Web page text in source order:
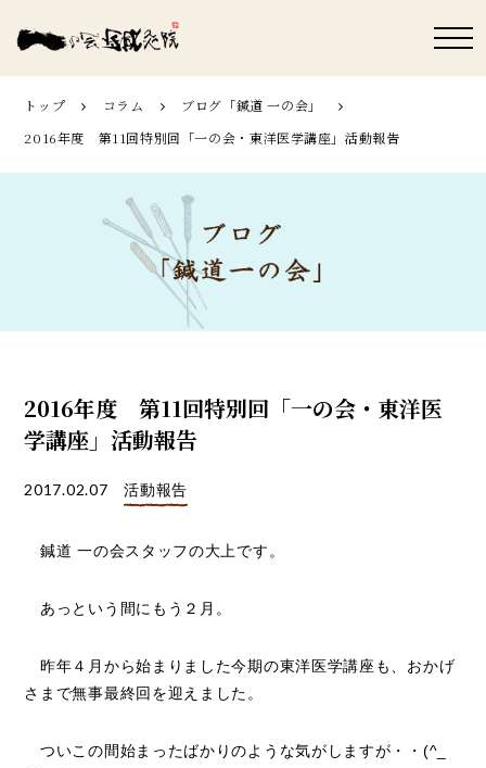
トップ コラム
ブログ「鍼道 ⼀の会」
2016年度 第11回特別回「一の会・東洋医学講座」活動報告
2016年度 第11回特別回「一の会・東洋医
学講座」活動報告
2017.02.07 活動報告
鍼道 一の会スタッフの大上です。
あっという間にもう２月。
昨年４月から始まりました今期の東洋医学講座も、おかげ
さまで無事最終回を迎えました。
ついこの間始まったばかりのような気がしますが・・(^_